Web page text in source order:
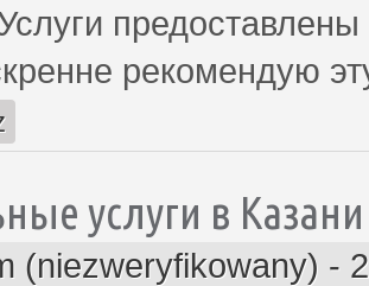
рекомендую
услуги в Казани
(niezweryfikowany) -